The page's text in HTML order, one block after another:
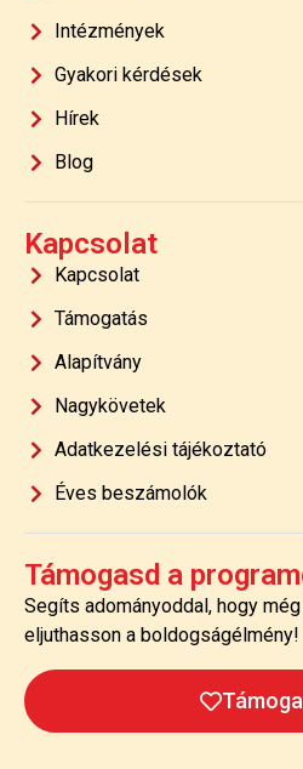
Intézmények
Gyakori kérdések
Hírek
Blog
Kapcsolat
Kapcsolat
Támogatás
Alapítvány
Nagykövetek
Adatkezelési tájékoztató
Éves beszámolók
Támogasd a
Segíts adományoddal, hogy
eljuthasson a boldogságélmény!